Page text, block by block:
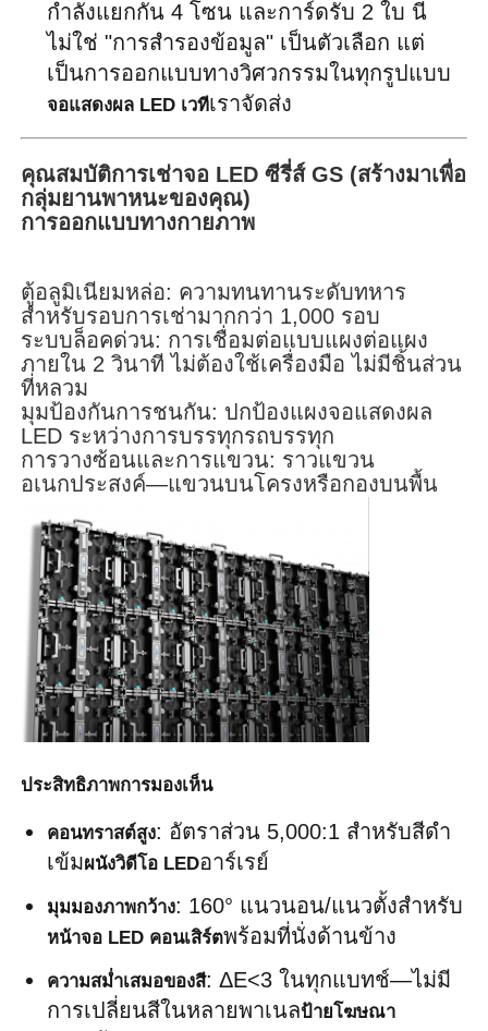
ขอทุน
หน้าจอแสดงผล LED
ให้เช่าจอ LED
ผนังวิดีโอ LED COB
จอแสดงผล LED โปร่งใส
หน้าจอ LED SMD
บอร์ดจอ LED นอก
ป้ายโฆษณากลางแจ้ง
กำลังแยกกัน 4 โซน และการ์ดรับ 2 ใบ นี่
ไม่ใช่ "การสำรองข้อมูล" เป็นตัวเลือก แต่
เป็นการออกแบบทางวิศวกรรมในทุกรูปแบบ
จอแสดงผล LED เวทีเราจัดส่ง
คุณสมบัติการเช่าจอ LED ซีรี่ส์ GS (สร้างมาเพื่อ
กลุ่มยานพาหนะของคุณ)
การออกแบบทางกายภาพ
ตู้อลูมิเนียมหล่อ: ความทนทานระดับทหาร
สำหรับรอบการเช่ามากกว่า 1,000 รอบ
ระบบล็อคด่วน: การเชื่อมต่อแบบแผงต่อแผง
ภายใน 2 วินาที ไม่ต้องใช้เครื่องมือ ไม่มีชิ้นส่วน
ที่หลวม
มุมป้องกันการชนกัน: ปกป้องแผงจอแสดงผล
LED ระหว่างการบรรทุกรถบรรทุก
การวางซ้อนและการแขวน: ราวแขวน
อเนกประสงค์—แขวนบนโครงหรือกองบนพื้น
ประสิทธิภาพการมองเห็น
คอนทราสต์สูง: อัตราส่วน 5,000:1 สำหรับสีดำ
เข้มผนังวิดีโอ LEDอาร์เรย์
มุมมองภาพกว้าง: 160° แนวนอน/แนวตั้งสำหรับ
หน้าจอ LED คอนเสิร์ตพร้อมที่นั่งด้านข้าง
ความสม่ำเสมอของสี: ΔE<3 ในทุกแบทช์—ไม่มี
การเปลี่ยนสีในหลายพาเนลป้ายโฆษณา